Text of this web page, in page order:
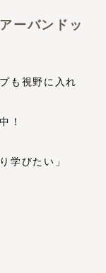
ーバンドッ
も視野に入れ
！
学びたい」